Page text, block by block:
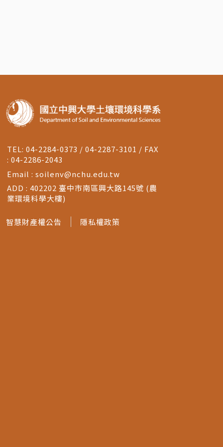
TEL: 04-2284-0373 / 04-2287-3101 / FAX
: 04-2286-2043
Email : soilenv@nchu.edu.tw
ADD : 402202 臺中市南區興大路145號 (農
業環境科學大樓)
智慧財產權公告 隱私權政策